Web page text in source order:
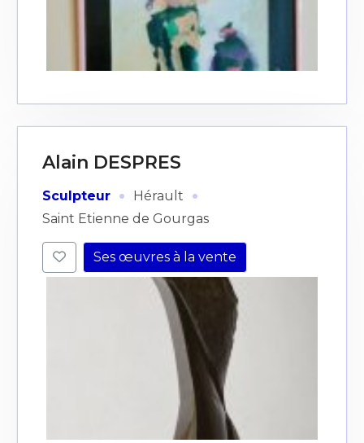
Alain DESPRES
Sculpteur · Hérault ·
Saint Etienne de Gourgas
Ses œuvres à la vente